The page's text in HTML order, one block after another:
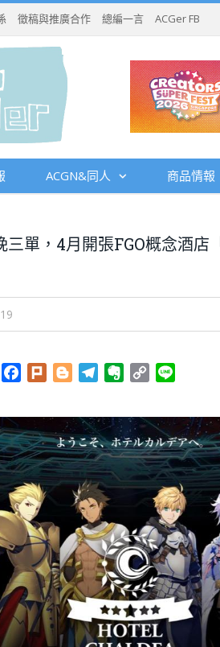
徵稿與推廣合作 總編一言 ACGer FB
ACGN&同人 商品情報
單，4月開張FGO概念酒店
Facebook
Plurk BloggerTelegramEvernote
Copy